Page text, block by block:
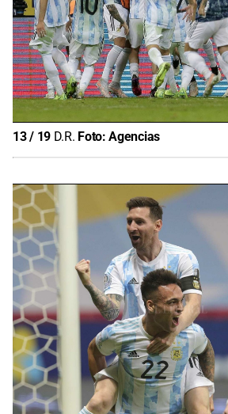
13/ 19 D.R. Foto:Agencias